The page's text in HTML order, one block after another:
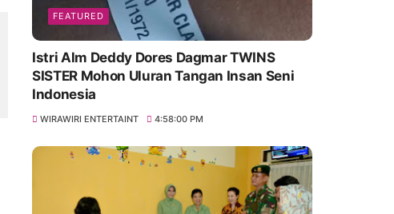
FEATURED
Istri Alm Deddy Dores Dagmar TWINS
SISTER Mohon Uluran Tangan Insan Seni
Indonesia
WIRAWIRI ENTERTAINT 4:58:00 PM